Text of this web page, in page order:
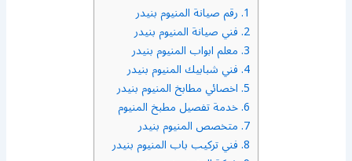
1. رقم صيانة المنيوم بنيدر
2. فني صيانة المنيوم بنيدر
3. معلم ابواب المنيوم بنيدر
4. فني شبابيك المنيوم بنيدر
5. اخصائي مطابخ المنيوم بنيدر
6. خدمة تفصيل مطبخ المنيوم
7. متخصص المنيوم بنيدر
8. فني تركيب باب المنيوم بنيدر